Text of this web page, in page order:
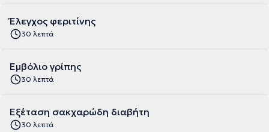
Έλεγχος φεριτίνης
30 λεπτά
Εμβόλιο γρίπης
30 λεπτά
Εξέταση σακχαρώδη διαβήτη
30 λεπτά